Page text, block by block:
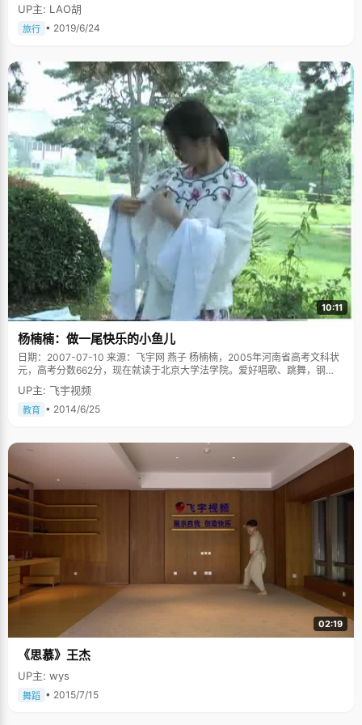
UP主: LAO胡
旅行 • 2019/6/24
10:11
杨楠楠：做一尾快乐的小鱼儿
日期：2007-07-10 来源：飞宇网 燕子 杨楠楠，2005年河南省高考文科状
元，高考分数662分，现在就读于北京大学法学院。爱好唱歌、跳舞，钢
琴、古筝。 "高考"、"状元"对杨楠楠来说，只是人生这个浩瀚星际繁星中较
为明亮的一颗，闪耀但绝对不是唯一，面对"状元"这个闪亮的光环，杨楠楠
始终保持着一种平静淡定的表情，眼神如一汪湖水，平静而波澜不惊。杨楠
到了举足轻重的作用。 杨楠楠的爸爸是位教授，同时也是位音乐爱好者，他
会弹钢琴，会吹葫芦丝，会拉二胡，弹手风琴，出于"望女成凤"或者"爱屋及
乌"的心态，在杨楠楠四岁的时候，爸爸就给楠楠报了钢琴班，并在经济条件
很拮据的情况下借钱买了架家用星海120式钢琴让女儿学习。对于一个还懵
懂不知的小女孩来说，日复一日的练习同一首曲子让杨楠楠感觉很苦恼，而
且放学后不能跟同学们一起尽情玩耍，为此，杨楠楠不止一次跟爸爸妈妈哭
闹，每次换来的都是一顿严厉的批评。眼泪，辛苦都不足以打动爸爸妈妈坚
硬的心肠。跟很多小朋友一样，杨楠楠曾经恨透了那台巨大，黑白相间的东
西，甚至有一次，她用针在钢琴上刻下"我不想学钢琴，我不想练习"的字
样，妈妈被气哭了，恨女儿怎么这么不懂事不争气。杨楠楠回忆说，从小到
大受到的处罚都是因为弹琴，没少挨过打，"妈妈爱打头，爸爸就说，不要打
头，会傻的，拿鞋子打屁股。"在这样的叛逆和挨打中，杨楠楠终于开始接受
钢琴，并在高一的时候，拿到了钢琴业余十级的证书。这是本沉甸甸的证
书，包含了近十年来的努力和汗水，也包含了爸爸妈妈的艰辛和期望。杨楠
楠特别喜欢中国古典一些的东西，喜欢看《红楼梦》，喜欢古典音乐，从小
了个古筝。每个周末，杨喃喃都痴迷的练习古筝，高二暑假的时候，她考过
流淌出来优美舒缓的音乐，心情就会很快的平静下来，头脑也清醒起来，音
乐给了我很多的乐趣。" 也正是这两个证书，让杨楠楠开始理解爸爸妈妈的良
UP主: 飞宇视频
教育 • 2014/6/25
02:19
《思慕》王杰
UP主: wys
舞蹈 • 2015/7/15